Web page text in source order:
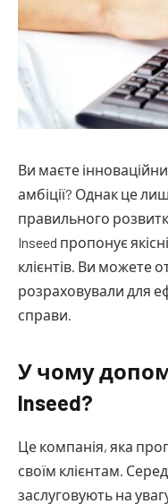
Ви маєте
амбіції? Однак це
правильного
Inseed пропонує
клієнтів. Ви можете
розраховували для
справи.
У чому
Inseed?
Це компанія, яка
своїм клієнтам.
заслуговують на